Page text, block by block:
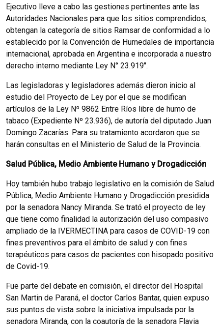
Ejecutivo lleve a cabo las gestiones pertinentes ante las
Autoridades Nacionales para que los sitios comprendidos,
obtengan la categoría de sitios Ramsar de conformidad a lo
establecido por la Convención de Humedales de importancia
internacional, aprobada en Argentina e incorporada a nuestro
derecho interno mediante Ley N° 23.919".
Las legisladoras y legisladores además dieron inicio al
estudio del Proyecto de Ley por el que se modifican
artículos de la Ley Nº 9862 Entre Ríos libre de humo de
tabaco (Expediente Nº 23.936), de autoría del diputado Juan
Domingo Zacarías. Para su tratamiento acordaron que se
harán consultas en el Ministerio de Salud de la Provincia.
Salud Pública, Medio Ambiente Humano y Drogadicción
Hoy también hubo trabajo legislativo en la comisión de Salud
Pública, Medio Ambiente Humano y Drogadicción presidida
por la senadora Nancy Miranda. Se trató el proyecto de ley
que tiene como finalidad la autorización del uso compasivo
ampliado de la IVERMECTINA para casos de COVID-19 con
fines preventivos para el ámbito de salud y con fines
terapéuticos para casos de pacientes con hisopado positivo
de Covid-19.
Fue parte del debate en comisión, el director del Hospital
San Martin de Paraná, el doctor Carlos Bantar, quien expuso
sus puntos de vista sobre la iniciativa impulsada por la
senadora Miranda, con la coautoría de la senadora Flavia